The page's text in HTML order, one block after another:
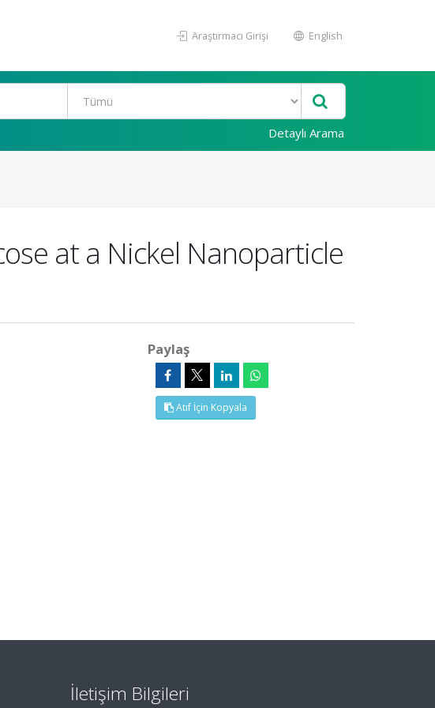
Araştırmacı Girişi English
Detaylı Arama
at a Nickel Nanoparticle
Paylaş
Atıf İçin Kopyala
İletişim Bilgileri